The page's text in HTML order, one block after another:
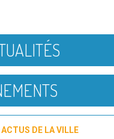
DE LA VILLE